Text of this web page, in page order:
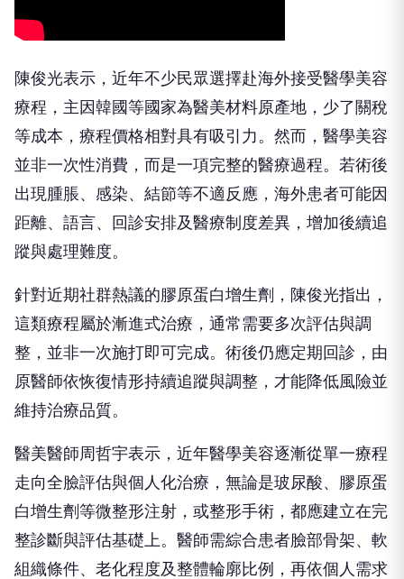
陳俊光表示，近年不少民眾選擇赴海外接受醫學美容
療程，主因韓國等國家為醫美材料原產地，少了關稅
等成本，療程價格相對具有吸引力。然而，醫學美容
並非一次性消費，而是一項完整的醫療過程。若術後
出現腫脹、感染、結節等不適反應，海外患者可能因
距離、語言、回診安排及醫療制度差異，增加後續追
蹤與處理難度。
針對近期社群熱議的膠原蛋白增生劑，陳俊光指出，
這類療程屬於漸進式治療，通常需要多次評估與調
整，並非一次施打即可完成。術後仍應定期回診，由
原醫師依恢復情形持續追蹤與調整，才能降低風險並
維持治療品質。
醫美醫師周哲宇表示，近年醫學美容逐漸從單一療程
走向全臉評估與個人化治療，無論是玻尿酸、膠原蛋
白增生劑等微整形注射，或整形手術，都應建立在完
整診斷與評估基礎上。醫師需綜合患者臉部骨架、軟
組織條件、老化程度及整體輪廓比例，再依個人需求